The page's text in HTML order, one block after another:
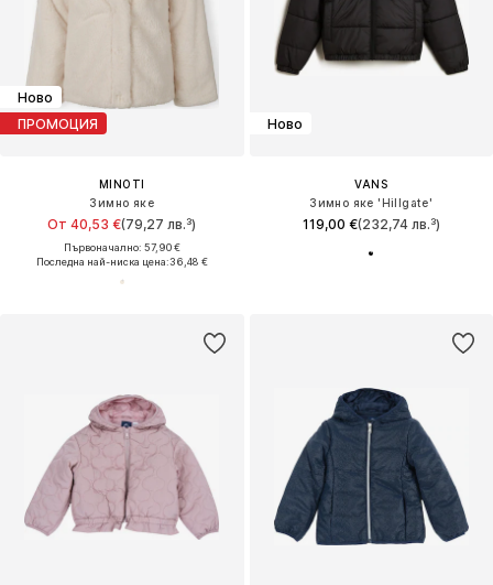
Ново
ПРОМОЦИЯ
MINOTI
Зимно яке
От 40,53 €(79,27 лв.³)
Първоначално: 57,90 €
Последна най-ниска цена:36,48 €
Ново
VANS
Зимно яке 'Hillgate'
119,00 €(232,74 лв.³)